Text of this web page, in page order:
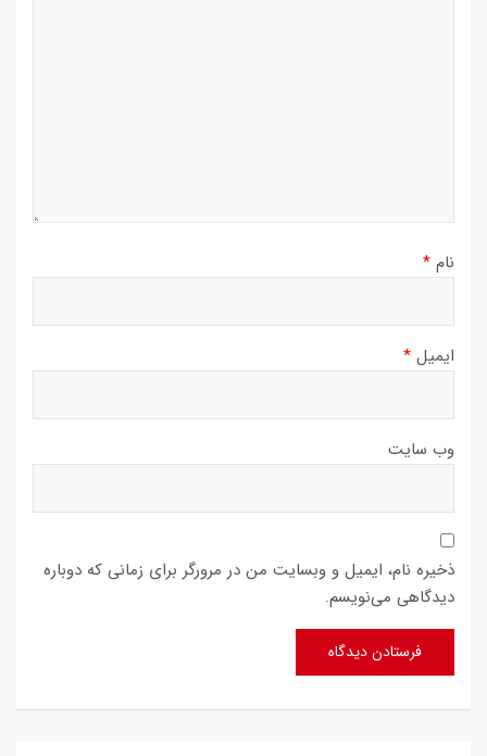
نام *
ایمیل *
وب‌ سایت
ذخیره نام، ایمیل و وبسایت من در مرورگر برای زمانی که دوباره
دیدگاهی می‌نویسم.